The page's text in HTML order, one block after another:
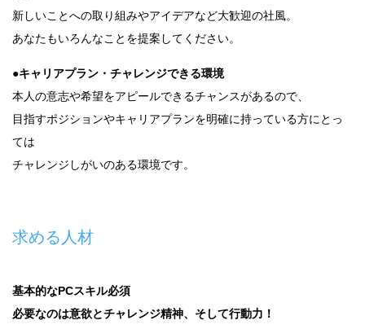
新しいことへの取り組みやアイデアなど大歓迎の社風。
あなたもいろんなことを提案してください。
●キャリアプラン・チャレンジできる環境
本人の意志や希望をアピールできるチャンスがあるので、
目指すポジションやキャリアプランを明確に持っている方にとっ
ては
チャレンジしがいのある環境です。
求める人材
基本的なPCスキル必須
必要なのは意欲とチャレンジ精神、そして行動力！